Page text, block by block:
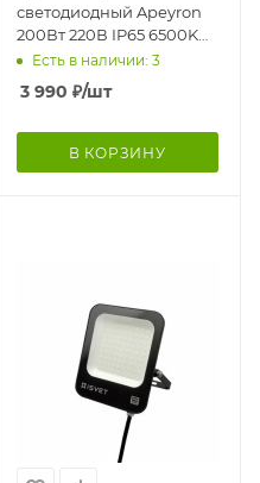
светодиодный Apeyron
200Вт 220В IP65 6500K
серый
Есть в наличии: 3
3 990 ₽/шт
В КОРЗИНУ